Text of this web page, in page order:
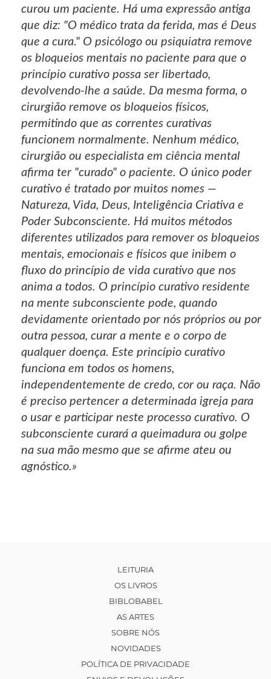
curou um paciente. Há uma expressão antiga
que diz: "O médico trata da ferida, mas é Deus
que a cura." O psicólogo ou psiquiatra remove
os bloqueios mentais no paciente para que o
princípio curativo possa ser libertado,
devolvendo-lhe a saúde. Da mesma forma, o
cirurgião remove os bloqueios físicos,
permitindo que as correntes curativas
funcionem normalmente. Nenhum médico,
cirurgião ou especialista em ciência mental
afirma ter "curado" o paciente. O único poder
curativo é tratado por muitos nomes —
Natureza, Vida, Deus, Inteligência Criativa e
Poder Subconsciente. Há muitos métodos
diferentes utilizados para remover os bloqueios
mentais, emocionais e físicos que inibem o
fluxo do princípio de vida curativo que nos
anima a todos. O princípio curativo residente
na mente subconsciente pode, quando
devidamente orientado por nós próprios ou por
outra pessoa, curar a mente e o corpo de
qualquer doença. Este princípio curativo
funciona em todos os homens,
independentemente de credo, cor ou raça. Não
é preciso pertencer a determinada igreja para
o usar e participar neste processo curativo. O
subconsciente curará a queimadura ou golpe
na sua mão mesmo que se afirme ateu ou
agnóstico.»
LEITURIA
OS LIVROS
BIBLOBABEL
AS ARTES
SOBRE NÓS
NOVIDADES
POLÍTICA DE PRIVACIDADE